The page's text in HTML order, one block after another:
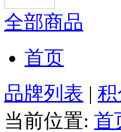
全部商品
首页
品牌列表 |
当前位置: 首